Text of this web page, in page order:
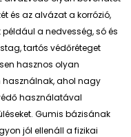
és az alvázat a korrózió,
a nedvesség, só és
tartós védőréteget
hasznos olyan
használnak, ahol nagy
használatával
Gumis bázisának
jól ellenáll a fizikai